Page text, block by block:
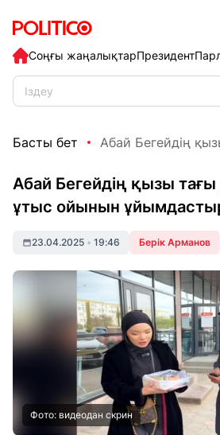
Соңғы жаңалықтарПрезидент
Басты бет Абай Бегейдің
Абай Бегейдің қызы
ұтыс ойынын
23.04.2025 • 19:46 Берік Арманов
Фото: видеодан скрин